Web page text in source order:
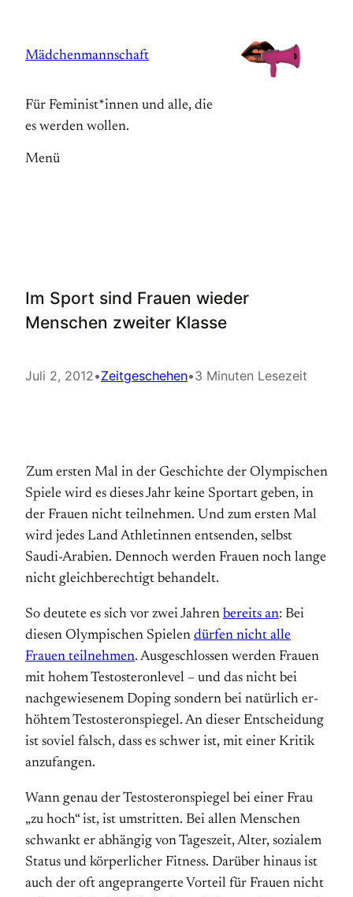
springen
Mädchenmannschaft
Für Feminist*innen und alle, die
es werden wollen.
Menü
Im Sport sind Frauen wieder
Menschen zweiter Klasse
Juli 2, 2012•Zeitgeschehen•3 Minuten Lesezeit
Zum ersten Mal in der Geschichte der Olympischen
Spiele wird es dieses Jahr keine Sport­art geben, in
der Frauen nicht teilnehmen. Und zum ersten Mal
wird jedes Land Athletinnen entsenden, selbst
Saudi-Arabien. Dennoch werden Frauen noch lange
nicht gleichberechtigt behandelt.
So deutete es sich vor zwei Jahren bereits an: Bei
diesen Olympischen Spielen dürfen nicht alle
Frauen teilnehmen. Ausgeschlossen werden Frauen
mit hohem Tes­tos­teron­level – und das nicht bei
nachgewiesenem Doping sondern bei natürlich er­
höh­tem Testosteron­spiegel. An dieser Entscheidung
ist soviel falsch, dass es schwer ist, mit einer Kritik
anzufangen.
Wann genau der Testosteron­spiegel bei einer Frau
„zu hoch“ ist, ist umstritten. Bei allen Menschen
schwankt er abhängig von Tages­zeit, Alter, sozialem
Status und körperlicher Fitness. Darüber hinaus ist
auch der oft an­ge­prangerte Vorteil für Frauen nicht